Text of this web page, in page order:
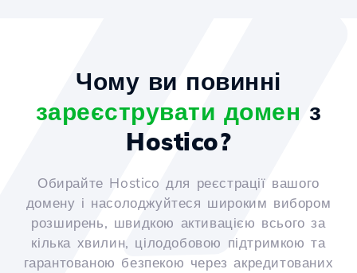
Чому ви повинні
зареєструвати домен з
Hostico?
Обирайте Hostico для реєстрації вашого
домену і насолоджуйтеся широким вибором
розширень, швидкою активацією всього за
кілька хвилин, цілодобовою підтримкою та
гарантованою безпекою через акредитованих